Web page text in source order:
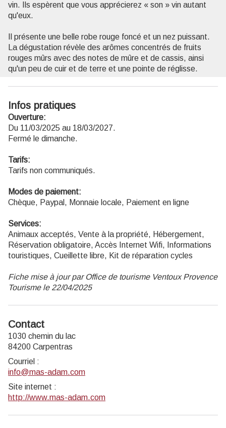
vin. Ils espèrent que vous apprécierez « son » vin autant
qu'eux.
Il présente une belle robe rouge foncé et un nez puissant.
La dégustation révèle des arômes concentrés de fruits
rouges mûrs avec des notes de mûre et de cassis, ainsi
qu'un peu de cuir et de terre et une pointe de réglisse.
Infos pratiques
Ouverture:
Du 11/03/2025 au 18/03/2027.
Fermé le dimanche.
Tarifs:
Tarifs non communiqués.
Modes de paiement:
Chèque, Paypal, Monnaie locale, Paiement en ligne
Services:
Animaux acceptés, Vente à la propriété, Hébergement,
Réservation obligatoire, Accès Internet Wifi, Informations
touristiques, Cueillette libre, Kit de réparation cycles
Fiche mise à jour par Office de tourisme Ventoux Provence
Tourisme le 22/04/2025
Contact
1030 chemin du lac
84200 Carpentras
Courriel :
info@mas-adam.com
Site internet :
http://www.mas-adam.com